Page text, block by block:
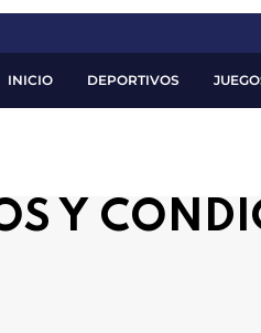
INICIO DEPORTIVOS
Y